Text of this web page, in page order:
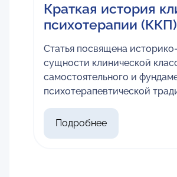
Краткая история
психотерапии (ККП)
Статья посвящена
сущности клинической
самостоятельного и
психотерапевтической
Подробнее